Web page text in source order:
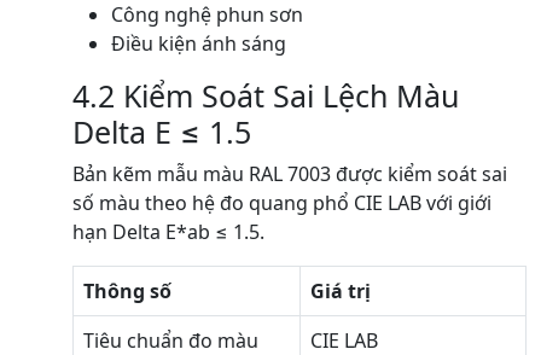
Công nghệ phun sơn
Điều kiện ánh sáng
4.2 Kiểm Soát Sai Lệch Màu
Delta E ≤ 1.5
Bản kẽm mẫu màu RAL 7003 được kiểm soát sai
số màu theo hệ đo quang phổ CIE LAB với giới
hạn Delta E*ab ≤ 1.5.
Thông số
Giá trị
Tiêu chuẩn đo màu
CIE LAB